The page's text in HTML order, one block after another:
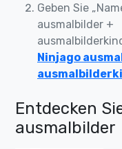
Geben Sie
ausmalbilder +
Ninjago
Entdecken
ausmalbilder